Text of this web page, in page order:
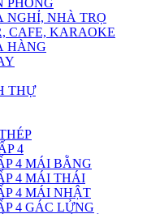
PHÒNG
NGHỈ, NHÀ TRỌ
CAFE, KARAOKE
HÀNG
THỰ
4
4 MÁI BẰNG
4 MÁI THÁI
4 MÁI NHẬT
4 GÁC LỬNG